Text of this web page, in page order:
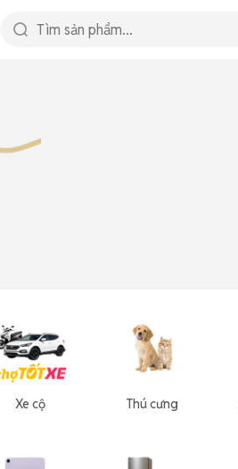
Xe cộ Thú cưng